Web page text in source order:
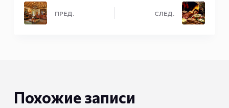
ПРЕД. СЛЕД.
Похожие записи